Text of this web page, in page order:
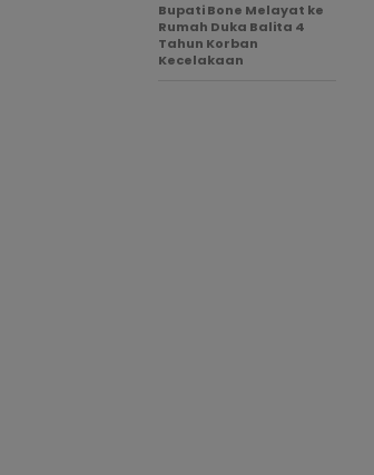
Bupati Bone Melayat ke
Rumah Duka Balita 4
Tahun Korban
Kecelakaan